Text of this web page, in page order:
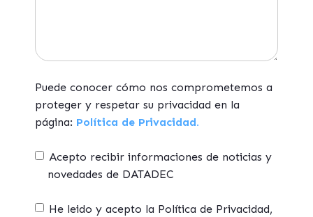
Puede conocer cómo nos comprometemos a
proteger y respetar su privacidad en la
página: Política de Privacidad.
Acepto recibir informaciones de noticias y
novedades de DATADEC
He leido y acepto la Política de Privacidad,